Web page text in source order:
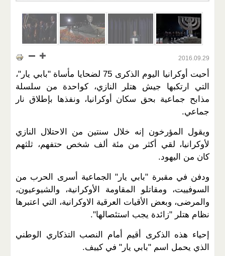
2016.09.29
أحيت أوكرانيا اليوم الذكرى 75 لضحايا مأساة "بابي يار"،
التي ارتكبها جيش هتلر النازي، كواحدة من سلسلة
مذابح جماعية بحق سكان أوكرانيا، ونفذها بإطلاق نار
جماعي.
ويقول المؤرخون إنه خلال سنتين من الاحتلال النازي
لأوكرانيا، لقي أكثر من مئة ألف شخص حتفهم، ثلثهم
كان من اليهود.
ودفن في مقبرة "بابي يار" الجماعية أسرى الحرب من
السوفييت، ومقاتلو المقاومة الأوكرانية، والشيوعيون،
والمرضى، وبعض الأقيات العرقية الاوكرانية، التي اعتبرها
نظام هتلر "زائدة يجب استئصالها".
إحياء هذه الذكرى أقيم أمام النصب التذكاري الوطني
الذي يحمل اسم "بابي يار" في كييف.